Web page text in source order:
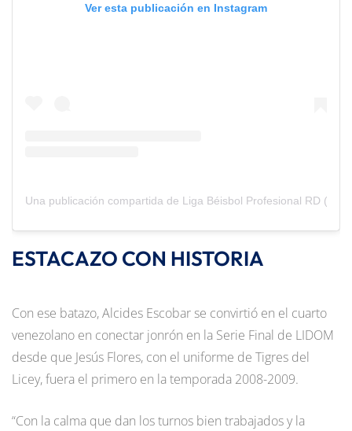
Ver esta publicación en Instagram
Una publicación compartida de Liga Béisbol Profesional RD
ESTACAZO CON HISTORIA
Con ese batazo, Alcides Escobar se convirtió en el cuarto
venezolano en conectar jonrón en la Serie Final de LIDOM
desde que Jesús Flores, con el uniforme de Tigres del
Licey, fuera el primero en la temporada 2008-2009.
“Con la calma que dan los turnos bien trabajados y la